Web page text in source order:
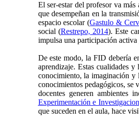
El ser-estar del profesor va
que desempeñan en la
espacio escolar (Gastulo &
social (Restrepo, 2014). Este
impulsa una participación
De este modo, la FID debería
aprendizaje. Estas cualidades
conocimiento, la imaginación y
conocimientos pedagógicos, se
docentes generen ambientes
Experimentación e
que suceden en el aula, hace